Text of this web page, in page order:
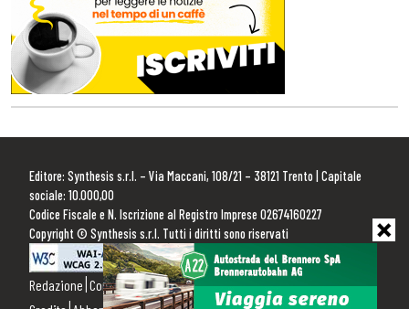
Editore: Synthesis s.r.l. – Via Maccani, 108/21 – 38121 Trento | Capitale
sociale: 10.000,00
Codice Fiscale e N. Iscrizione al Registro Imprese 02674160227
Copyright © Synthesis s.r.l. Tutti i diritti sono riservati
Redazione Contattaci Pubblicità Privacy Policy Cookie Policy